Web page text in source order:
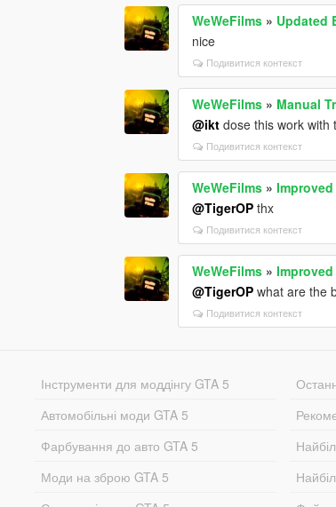
WeWeFilms » Updated
nice
Подивитися контекст
WeWeFilms » Manual
@ikt dose this work with
Подивитися контекст
WeWeFilms »
@TigerOP thx
Подивитися контекст
WeWeFilms »
@TigerOP what are the
Подивитися контекст
Інструменти для моддінгу GTA 5
Автомобільні моди GTA 5
Фарбування до авто GTA 5
Моди на зброю GTA 5